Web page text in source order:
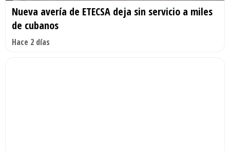
Nueva avería de ETECSA deja sin servicio a miles
de cubanos
Hace 2 días